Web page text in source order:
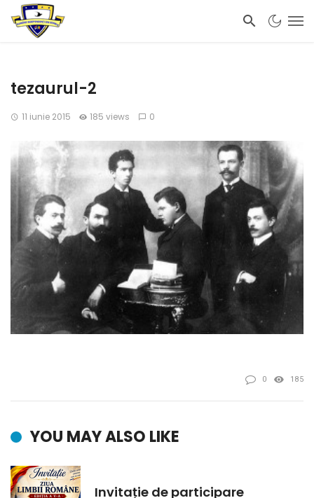
tezaurul-2
11 iunie 2015 185 views 0
0 185
YOU MAY ALSO LIKE
Invitație de participare